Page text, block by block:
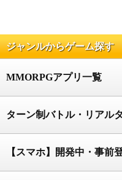
ジャンルからゲーム探す
MMORPGアプリ一覧
ターン制バトル・リアル
【スマホ】開発中・事前